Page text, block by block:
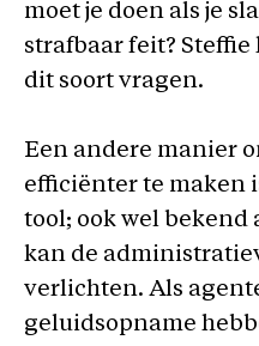
moet je doen als je
strafbaar feit?
dit soort vragen.
Een andere manier
efficiënter te maken
tool; ook wel bekend
kan de
verlichten. Als
geluidsopname